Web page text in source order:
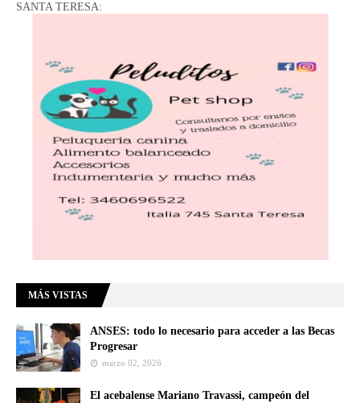
SANTA TERESA:
MÁS VISTAS
ANSES: todo lo necesario para acceder a las Becas
Progresar
marzo 02, 2026
El acebalense Mariano Travassi, campeón del